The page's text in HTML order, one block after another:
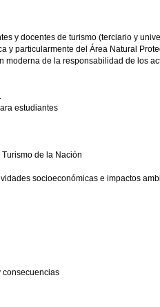
y docentes de turismo (terciario y
y particularmente del Área Natural
moderna de la responsabilidad de los
estudiantes
Turismo de la Nación
socioeconómicas e impactos
consecuencias